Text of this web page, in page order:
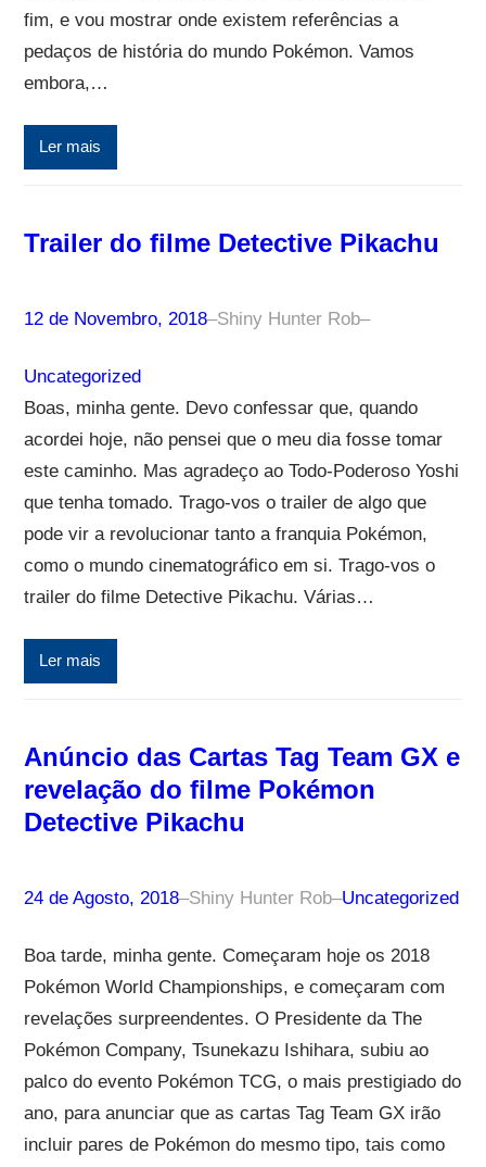
fim, e vou mostrar onde existem referências a
pedaços de história do mundo Pokémon. Vamos
embora,…
Ler mais
Trailer do filme Detective Pikachu
12 de Novembro, 2018–Shiny Hunter Rob–
Uncategorized
Boas, minha gente. Devo confessar que, quando
acordei hoje, não pensei que o meu dia fosse tomar
este caminho. Mas agradeço ao Todo-Poderoso Yoshi
que tenha tomado. Trago-vos o trailer de algo que
pode vir a revolucionar tanto a franquia Pokémon,
como o mundo cinematográfico em si. Trago-vos o
trailer do filme Detective Pikachu. Várias…
Ler mais
Anúncio das Cartas Tag Team GX e
revelação do filme Pokémon
Detective Pikachu
24 de Agosto, 2018–Shiny Hunter Rob–Uncategorized
Boa tarde, minha gente. Começaram hoje os 2018
Pokémon World Championships, e começaram com
revelações surpreendentes. O Presidente da The
Pokémon Company, Tsunekazu Ishihara, subiu ao
palco do evento Pokémon TCG, o mais prestigiado do
ano, para anunciar que as cartas Tag Team GX irão
incluir pares de Pokémon do mesmo tipo, tais como